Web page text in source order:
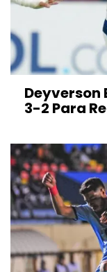
Deyverson
3-2 Para